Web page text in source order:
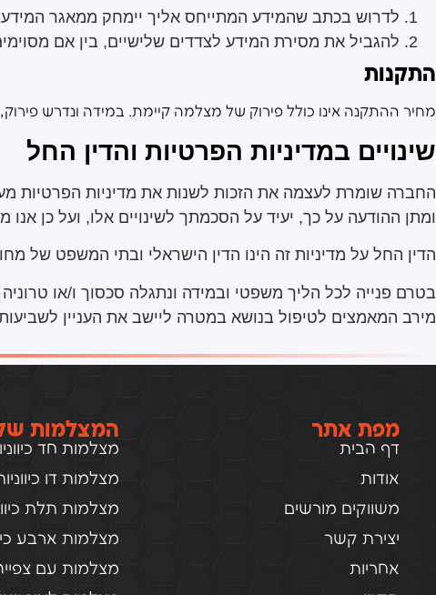
לדרוש בכתב שהמידע המתייחס אליך יימחק ממאגר
להגביל את מסירת המידע לצדדים שלישיים, בין אם
התקנות
מחיר ההתקנה אינו כולל פירוק של מצלמה קיימת. במידה ונדרש
שינויים במדיניות הפרטיות והדין החל
החברה שומרת לעצמה את הזכות לשנות את מדיניות הפרטיות
ומתן ההודעה על כך, יעיד על הסכמתך לשינויים אלו, ועל כן אנו
הדין החל על מדיניות זה הינו הדין הישראלי ובתי המשפט של
בטרם פנייה לכל הליך משפטי ובמידה ונתגלה סכסוך ו/או
מירב המאמצים לטיפול בנושא במטרה ליישב את העניין
מפת אתר
דף הבית
אודות
משווקים מורשים
יצירת קשר
אחריות
המצלמות
מצלמות חד
מצלמות דו
מצלמות תלת
מצלמות ארבע
מצלמות עם